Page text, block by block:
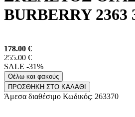
BURBERRY 2363
178.00 €
255.00 €
SALE -31%
Θέλω και φακούς
ΠΡΟΣΘΗΚΗ ΣΤΟ ΚΑΛΑΘΙ
Άμεσα διαθέσιμο Κωδικός: 263370